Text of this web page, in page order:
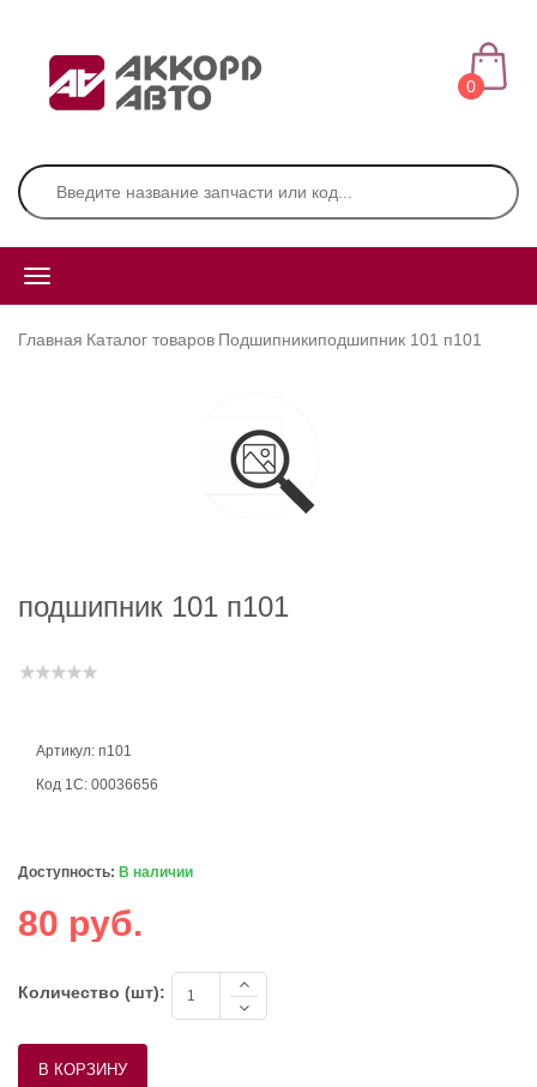
0
Главная Каталог товаров Подшипникиподшипник 101 п101
подшипник 101 п101
Артикул: п101
Код 1С: 00036656
Доступность: В наличии
80 руб.
Количество (шт):